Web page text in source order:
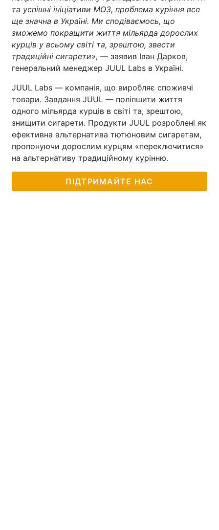
та успішні ініціативи МОЗ, проблема куріння все
ще значна в Україні. Ми сподіваємось, що
зможемо покращити життя мільярда дорослих
курців у всьому світі та, зрештою, звести
традиційні сигарети», — заявив Іван Дарков,
генеральний менеджер JUUL Labs в Україні.
JUUL Labs — компанія, що виробляє споживчі
товари. Завдання JUUL — поліпшити життя
одного мільярда курців в світі та, зрештою,
знищити сигарети. Продукти JUUL розроблені як
ефективна альтернатива тютюновим сигаретам,
пропонуючи дорослим курцям «переключитися»
на альтернативу традиційному курінню.
ПІДТРИМАЙТЕ НАС